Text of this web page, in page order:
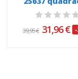
cinza &...
39,95 € 31,96 €